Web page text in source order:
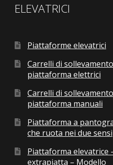
ELEVATRICI
Piattaforme elevatrici
Carrelli di
piattaforma elettrici
Carrelli di
piattaforma manuali
Piattaforma a
che ruota nei due sensi
Piattaforma elevatrice
extrapiatta – Modello